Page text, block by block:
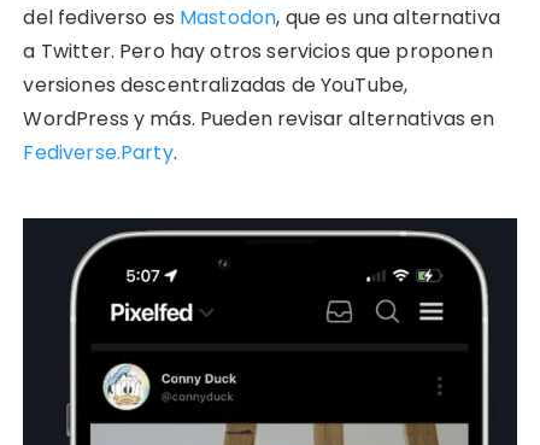
del fediverso es Mastodon, que es una alternativa
a Twitter. Pero hay otros servicios que proponen
versiones descentralizadas de YouTube,
WordPress y más. Pueden revisar alternativas en
Fediverse.Party.